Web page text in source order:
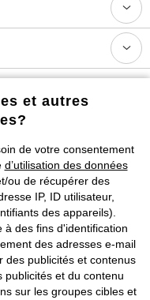
sur
frais de port & de service
des cookies
le contrat
réservés.
et autres
de votre consentement
d’utilisation des données
ou de récupérer des
IP, ID utilisateur,
des appareils).
à des fins d'identification
des adresses e-mail
des publicités et contenus
publicités et du contenu
sur les groupes cibles et